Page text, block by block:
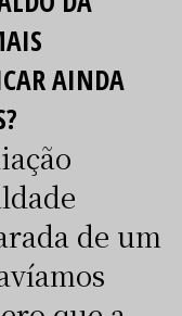
AINDA
de um